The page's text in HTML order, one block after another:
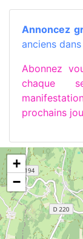
Annoncez
anciens
Abonnez
chaque
prochains
+
−